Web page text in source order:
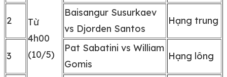
Từ
4h00
(10/5)
2
Baisangur Susurkaev
vs Djorden Santos
Hạng trung
3
Pat Sabatini vs William
Gomis
Hạng lông